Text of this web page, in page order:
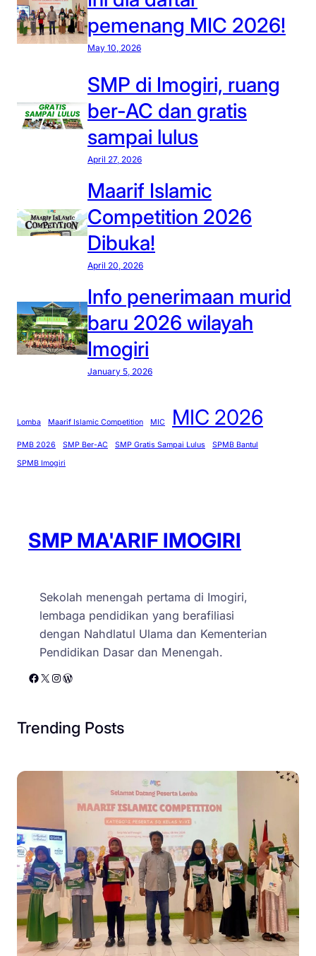
pemenang MIC 2026!
May 10, 2026
SMP di Imogiri, ruang
ber-AC dan gratis
sampai lulus
April 27, 2026
Maarif Islamic
Competition 2026
Dibuka!
April 20, 2026
Info penerimaan murid
baru 2026 wilayah
Imogiri
January 5, 2026
Lomba Maarif Islamic Competition MIC MIC 2026
PMB 2026 SMP Ber-AC SMP Gratis Sampai Lulus
SPMB Bantul
SPMB Imogiri
SMP MA'ARIF IMOGIRI
Sekolah menengah pertama di Imogiri,
lembaga pendidikan yang berafiliasi
dengan Nahdlatul Ulama dan Kementerian
Pendidikan Dasar dan Menengah.
Facebook X Instagram WordPress
Trending Posts